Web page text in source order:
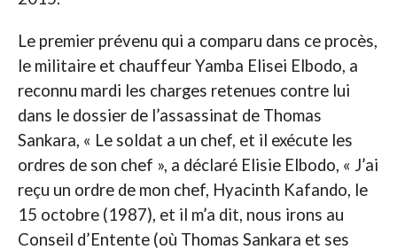
Le premier prévenu qui a comparu dans ce procès,
le militaire et chauffeur Yamba Elisei Elbodo, a
reconnu mardi les charges retenues contre lui
dans le dossier de l’assassinat de Thomas
Sankara, « Le soldat a un chef, et il exécute les
ordres de son chef », a déclaré Elisie Elbodo, « J’ai
reçu un ordre de mon chef, Hyacinth Kafando, le
15 octobre (1987), et il m’a dit, nous irons au
Conseil d’Entente (où Thomas Sankara et ses